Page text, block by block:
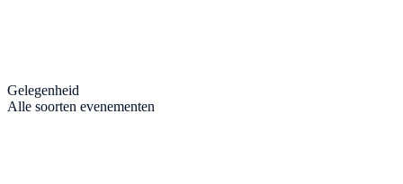
Gelegenheid
Alle soorten evenementen